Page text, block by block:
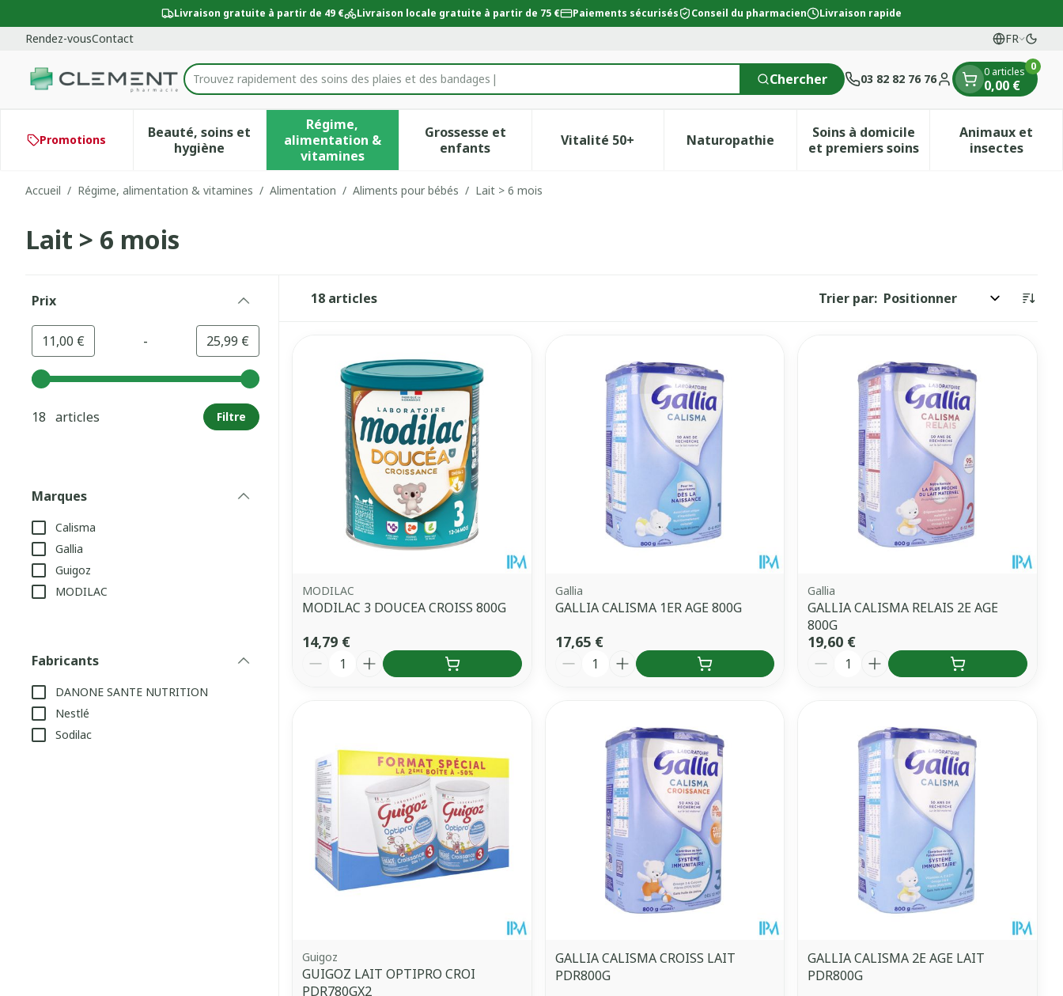
Livraison gratuite à partir de 49 € Livraison locale gratuite à partir de 75 € Paiements sécurisés Conseil du pharmacien Livraison rapide
Rendez-vousContact FR
Langues
Rechercher
Trouvez rapidement des soins des plaies et des bandages Chercher 03 82 82 76 76
Menu client
0 articles
0,00 €
0
Promotions
Beauté, soins et
hygièneAfficher le sous-menu pour la catégorie Beauté, soins et hygiène
Régime,
alimentation &
vitamines
Afficher le sous-menu pour la catégorie Régime, alimentation & vitamines
Grossesse et
enfantsAfficher le sous-menu pour la catégorie Grossesse et enfants
Vitalité 50+Afficher le sous-menu pour la catégorie Vitalité 50+
NaturopathieAfficher le sous-menu pour la catégorie
Soins à domicile
et premiers soins
Afficher le sous-menu pour la
Animaux et
insectes
Afficher
Accueil / Régime, alimentation & vitamines / Alimentation / Aliments pour bébés / Lait > 6 mois
Lait > 6 mois
Prix
Valeur minimale
11,00 € - Valeur maximale
25,99 €
Utilisez les touches fléchées gauche et droite pour ajuster les valeurs minimales et maximales du prix.
18 articles
Filtre
Marques
Calisma
Gallia
Guigoz
MODILAC
Fabricants
DANONE SANTE NUTRITION
Nestlé
Sodilac
18 articles Trier par:
MODILAC
MODILAC 3 DOUCEA CROISS 800G
14,79 €
Quantité
Gallia
GALLIA CALISMA 1ER AGE 800G
17,65 €
Quantité
Gallia
GALLIA CALISMA RELAIS 2E AGE
800G
19,60 €
Quantité
Guigoz
GUIGOZ LAIT OPTIPRO CROI
PDR780GX2
GALLIA CALISMA CROISS LAIT
PDR800G
GALLIA CALISMA 2E AGE LAIT
PDR800G